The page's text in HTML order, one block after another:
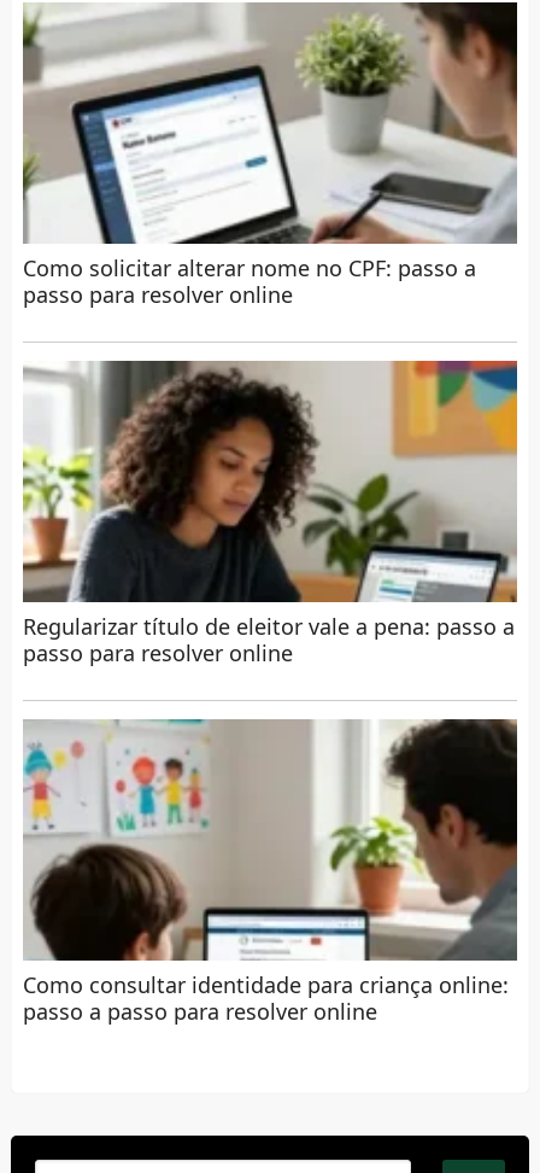
Como solicitar alterar nome no CPF: passo a
passo para resolver online
Regularizar título de eleitor vale a pena: passo a
passo para resolver online
Como consultar identidade para criança online:
passo a passo para resolver online